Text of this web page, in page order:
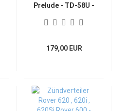
Prelude - TD-58U -
SPINTEROGENO
D'ALLUMAGE
DISTRIBUTORE
179,00 EUR